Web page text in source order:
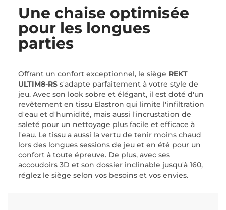
Une chaise optimisée
pour les longues
parties
Offrant un confort exceptionnel, le siège REKT
ULTIM8-RS s'adapte parfaitement à votre style de
jeu. Avec son look sobre et élégant, il est doté d'un
revêtement en tissu Elastron qui limite l'infiltration
d'eau et d'humidité, mais aussi l'incrustation de
saleté pour un nettoyage plus facile et efficace à
l'eau. Le tissu a aussi la vertu de tenir moins chaud
lors des longues sessions de jeu et en été pour un
confort à toute épreuve. De plus, avec ses
accoudoirs 3D et son dossier inclinable jusqu'à 160,
réglez le siège selon vos besoins et vos envies.